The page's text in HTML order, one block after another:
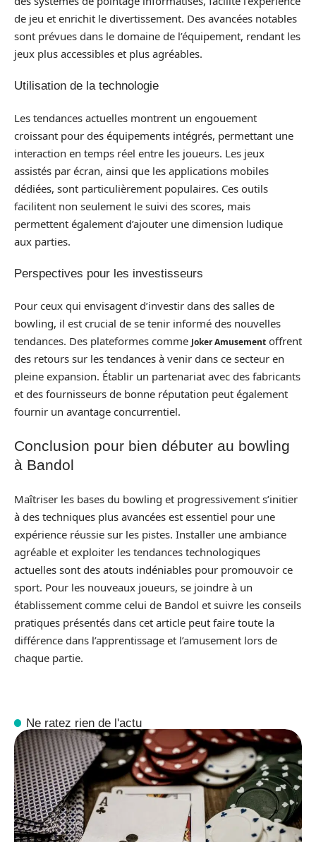
de jeu et enrichit le divertissement. Des avancées notables
sont prévues dans le domaine de l’équipement, rendant les
jeux plus accessibles et plus agréables.
Utilisation de la technologie
Les tendances actuelles montrent un engouement
croissant pour des équipements intégrés, permettant une
interaction en temps réel entre les joueurs. Les jeux
assistés par écran, ainsi que les applications mobiles
dédiées, sont particulièrement populaires. Ces outils
facilitent non seulement le suivi des scores, mais
permettent également d’ajouter une dimension ludique
aux parties.
Perspectives pour les investisseurs
Pour ceux qui envisagent d’investir dans des salles de
bowling, il est crucial de se tenir informé des nouvelles
tendances. Des plateformes comme Joker Amusement offrent
des retours sur les tendances à venir dans ce secteur en
pleine expansion. Établir un partenariat avec des fabricants
et des fournisseurs de bonne réputation peut également
fournir un avantage concurrentiel.
Conclusion pour bien débuter au bowling
à Bandol
Maîtriser les bases du bowling et progressivement s’initier
à des techniques plus avancées est essentiel pour une
expérience réussie sur les pistes. Installer une ambiance
agréable et exploiter les tendances technologiques
actuelles sont des atouts indéniables pour promouvoir ce
sport. Pour les nouveaux joueurs, se joindre à un
établissement comme celui de Bandol et suivre les conseils
pratiques présentés dans cet article peut faire toute la
différence dans l’apprentissage et l’amusement lors de
chaque partie.
Ne ratez rien de l'actu